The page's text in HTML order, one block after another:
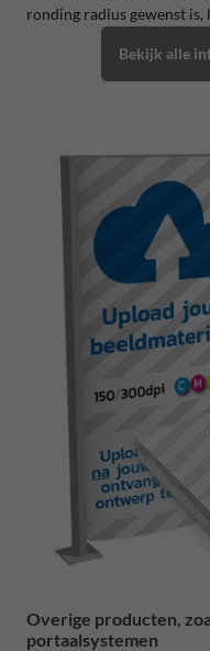
ronding radius gewenst is,
Bekijk alle
Overige producten,
portaalsystemen